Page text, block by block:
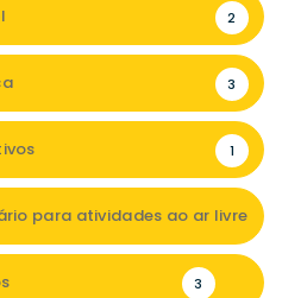
2
3
1
para atividades ao ar livre
3